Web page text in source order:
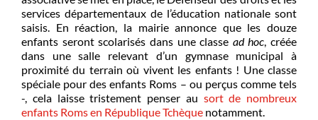
services départementaux de l’éducation nationale sont
saisis. En réaction, la mairie annonce que les douze
enfants seront scolarisés dans une classe ad hoc, créée
dans une salle relevant d’un gymnase municipal à
proximité du terrain où vivent les enfants ! Une classe
spéciale pour des enfants Roms – ou perçus comme tels
-, cela laisse tristement penser au sort de nombreux
enfants Roms en République Tchèque notamment.